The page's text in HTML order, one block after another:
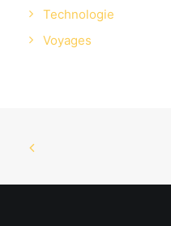
Technologie
Voyages